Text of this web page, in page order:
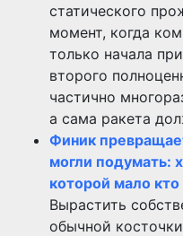
статического
момент, когда
только начала
второго
частично
а сама ракета
Финик
могли подумать:
которой мало кто
Вырастить
обычной